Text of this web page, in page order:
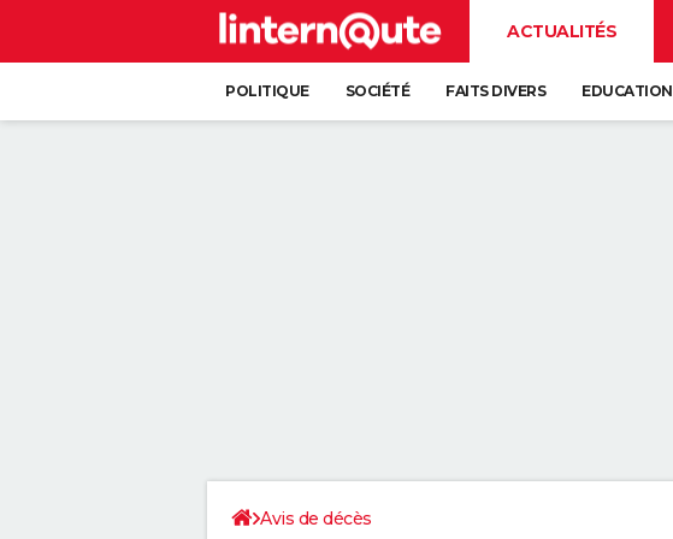
ACTUALITÉS
POLITIQUE SOCIÉTÉ FAITS DIVERS EDUCATION
Avis de décès